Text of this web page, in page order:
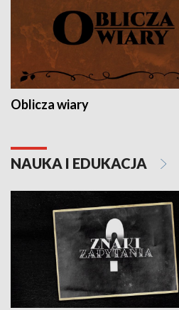
Oblicza wiary
NAUKA I EDUKACJA